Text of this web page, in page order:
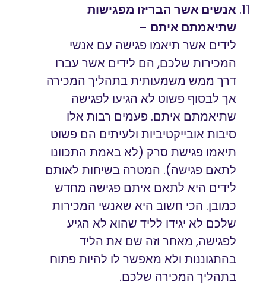
אנשים אשר הבריזו מפגישות
שתיאמתם איתם –
לידים אשר תיאמו פגישה עם אנשי
המכירות שלכם, הם לידים אשר עברו
דרך ממש משמעותית בתהליך המכירה
אך לבסוף פשוט לא הגיעו לפגישה
שתיאמתם איתם. פעמים רבות אלו
סיבות אובייקטיביות ולעיתים הם פשוט
תיאמו פגישת סרק (לא באמת התכוונו
לתאם פגישה). המטרה בשיחות לאותם
לידים היא לתאם איתם פגישה מחדש
כמובן. הכי חשוב היא שאנשי המכירות
שלכם לא יגידו לליד שהוא לא הגיע
לפגישה, מאחר וזה שם את הליד
בהתגוננות ולא מאפשר לו להיות פתוח
בתהליך המכירה שלכם.